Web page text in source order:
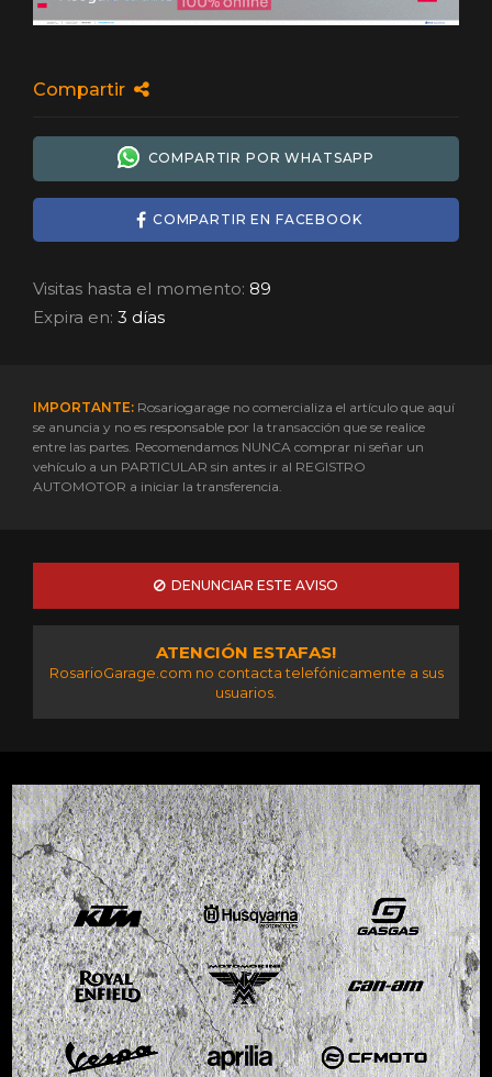
Compartir
COMPARTIR POR WHATSAPP
COMPARTIR EN FACEBOOK
Visitas hasta el momento: 89
Expira en: 3 días
IMPORTANTE: Rosariogarage no comercializa el artículo que aquí
se anuncia y no es responsable por la transacción que se realice
entre las partes. Recomendamos NUNCA comprar ni señar un
vehículo a un PARTICULAR sin antes ir al REGISTRO
AUTOMOTOR a iniciar la transferencia.
DENUNCIAR ESTE AVISO
ATENCIÓN ESTAFAS!
RosarioGarage.com no contacta telefónicamente a sus
usuarios.